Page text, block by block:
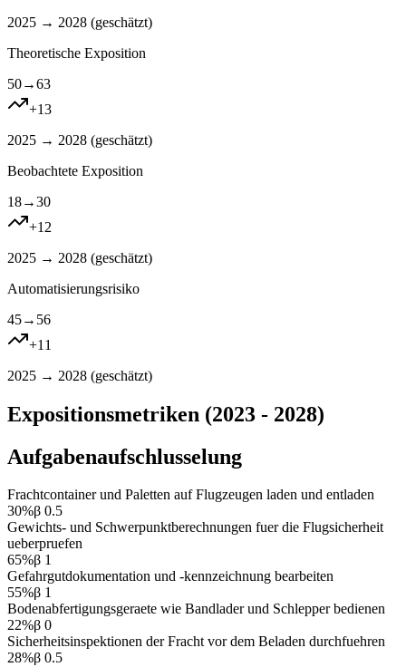
2025 → 2028 (geschätzt)
Theoretische Exposition
50→63
+13
2025 → 2028 (geschätzt)
Beobachtete Exposition
18→30
+12
2025 → 2028 (geschätzt)
Automatisierungsrisiko
45→ 56
+11
2025 → 2028 (geschätzt)
Expositionsmetriken (2023 - 2028)
Aufgabenaufschlusselung
Frachtcontainer und Paletten auf Flugzeugen laden und entladen
30%β 0.5
Gewichts- und Schwerpunktberechnungen fuer die Flugsicherheit
ueberpruefen
65%β 1
Gefahrgutdokumentation und -kennzeichnung bearbeiten
55%β 1
Bodenabfertigungsgeraete wie Bandlader und Schlepper bedienen
22%β 0
Sicherheitsinspektionen der Fracht vor dem Beladen durchfuehren
28%β 0.5